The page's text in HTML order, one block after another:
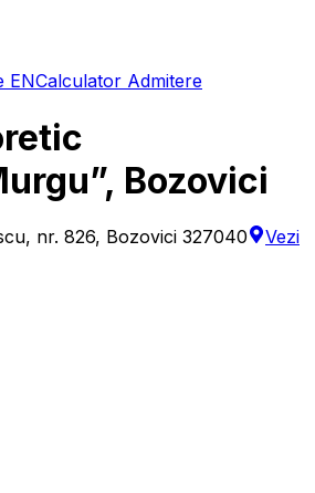
ENCalculator Admitere
Bozovici
nr. 826, Bozovici 327040
Vezi